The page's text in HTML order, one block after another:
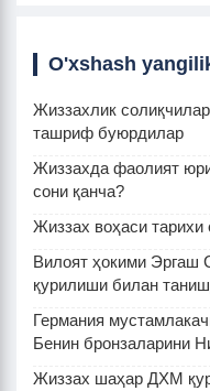
O'xshash
Жиззахлик солиқчилар
ташриф буюрдилар
Жиззахда фаолият
сони қанча?
Жиззах воҳаси
Вилоят ҳокими
қурилиши билан
Германия
Бенин бронзаларини
Жиззах шаҳар ДХМ